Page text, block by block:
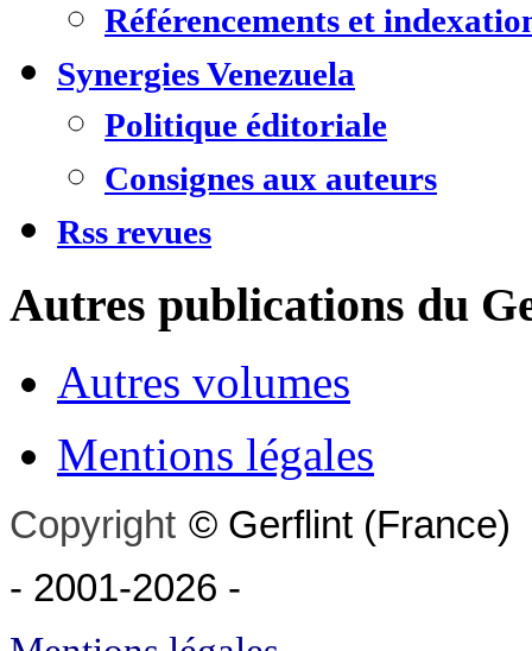
Référencements et
Synergies Venezuela
Politique éditoriale
Consignes aux auteurs
Rss revues
Autres publications du
Autres volumes
Mentions légales
Copyright © Gerflint (France)
- 2001-2026 -